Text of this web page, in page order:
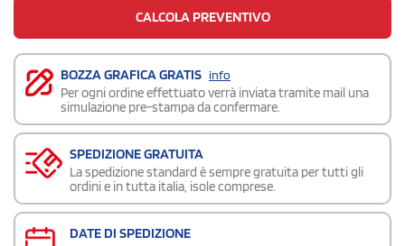
CALCOLA PREVENTIVO
BOZZA GRAFICA GRATIS info
Per ogni ordine effettuato verrà inviata tramite mail una
simulazione pre-stampa da confermare.
SPEDIZIONE GRATUITA
La spedizione standard è sempre gratuita per tutti gli
ordini e in tutta italia, isole comprese.
DATE DI SPEDIZIONE